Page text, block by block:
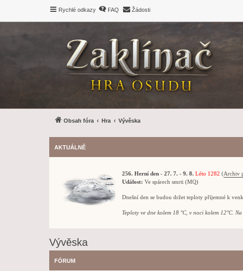
Rychlé odkazy FAQ Žádosti
Obsah fóra Hra Vývěska
AKTUÁLNĚ
256. Herní den - 27. 7. - 9. 8. Léto 1282 (Archiv
Událost: Ve spárech smrti (MQ)
Dnešní den se budou držet teploty příjemné k
Teploty ve dne kolem 18 °C, v noci kolem 12°C.
Vývěska
FÓRUM